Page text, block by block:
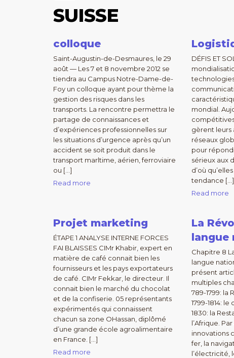
SUISSE
colloque
Saint-Augustin-de-Desmaures, le 29
août — Les 7 et 8 novembre 2012 se
tiendra au Campus Notre-Dame-de-
Foy un colloque ayant pour thème la
gestion des risques dans les
transports. La rencontre permettra le
partage de connaissances et
d’expériences professionnelles sur
les situations d’urgence après qu’un
accident se soit produit dans le
transport marltime, aérien, ferroviaire
ou […]
Read more
DÉFIS ET
mondial.
gèrent leurs
réseaux
pour
sérieux aux
d’où
tendance […]
Read more
Projet marketing
ÉTAPE 1 ANALYSE INTERNE FORCES
FAI BLAISSES CIMr Khabir, expert en
matière de café connait bien les
fournisseurs et les pays exportateurs
de café. CIMr Fekkar, le directeur. Il
connait bien le marché du chocolat
et de la confiserie. 05 représentants
expérimentés qui connaissent
chacun sa zone OHassan, diplômé
d’une grande école agroalimentaire
en France. […]
Read more
La
langue
Chapitre 8
langue
présent
multiples
789-1799: la
1799-1814:
1830: la
l’Afrique.
innovations
fer, la
l’électricité,